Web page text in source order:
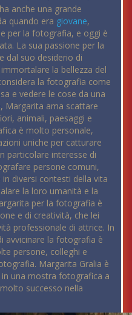
anche una grande
quando era giovane,
per la fotografia, e oggi è
La sua passione per la
dal suo desiderio di
la bellezza del
la fotografia come
e vedere le cose da una
Margarita ama scattare
animali, paesaggi e
è molto personale,
uniche per catturare
particolare interesse di
persone comuni,
diversi contesti della vita
la loro umanità e la
per la fotografia è
e di creatività, che lei
professionale di attrice. In
avvicinare la fotografia è
persone, colleghi e
Margarita Gralia è
una mostra fotografica a
successo nella